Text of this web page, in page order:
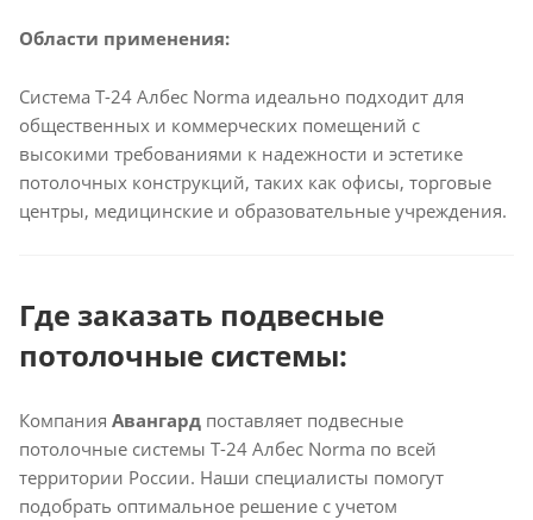
Области применения:
Система T-24 Албес Norma идеально подходит для
общественных и коммерческих помещений с
высокими требованиями к надежности и эстетике
потолочных конструкций, таких как офисы, торговые
центры, медицинские и образовательные учреждения.​
Где заказать подвесные
потолочные системы:
Компания Авангард поставляет подвесные
потолочные системы T-24 Албес Norma по всей
территории России. Наши специалисты помогут
подобрать оптимальное решение с учетом